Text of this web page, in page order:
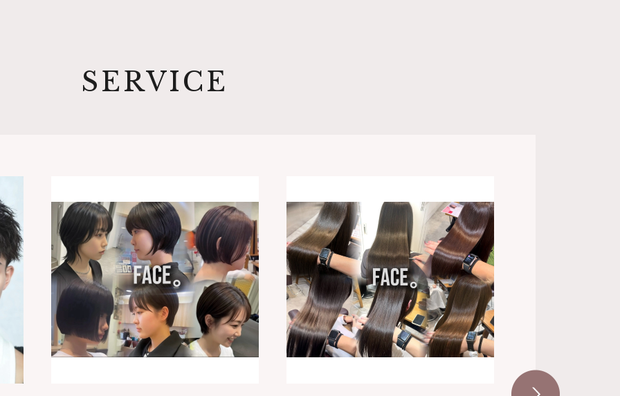
SERVICE